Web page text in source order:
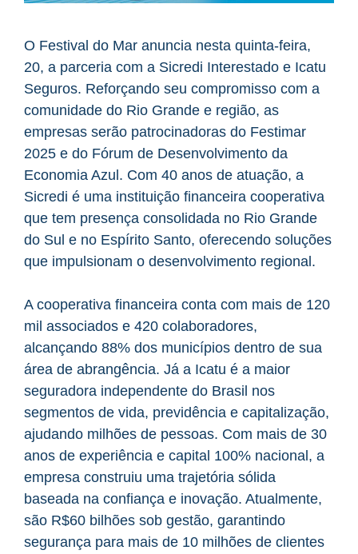
O Festival do Mar anuncia nesta quinta-feira,
20, a parceria com a Sicredi Interestado e Icatu
Seguros. Reforçando seu compromisso com a
comunidade do Rio Grande e região, as
empresas serão patrocinadoras do Festimar
2025 e do Fórum de Desenvolvimento da
Economia Azul. Com 40 anos de atuação, a
Sicredi é uma instituição financeira cooperativa
que tem presença consolidada no Rio Grande
do Sul e no Espírito Santo, oferecendo soluções
que impulsionam o desenvolvimento regional.
A cooperativa financeira conta com mais de 120
mil associados e 420 colaboradores,
alcançando 88% dos municípios dentro de sua
área de abrangência. Já a Icatu é a maior
seguradora independente do Brasil nos
segmentos de vida, previdência e capitalização,
ajudando milhões de pessoas. Com mais de 30
anos de experiência e capital 100% nacional, a
empresa construiu uma trajetória sólida
baseada na confiança e inovação. Atualmente,
são R$60 bilhões sob gestão, garantindo
segurança para mais de 10 milhões de clientes